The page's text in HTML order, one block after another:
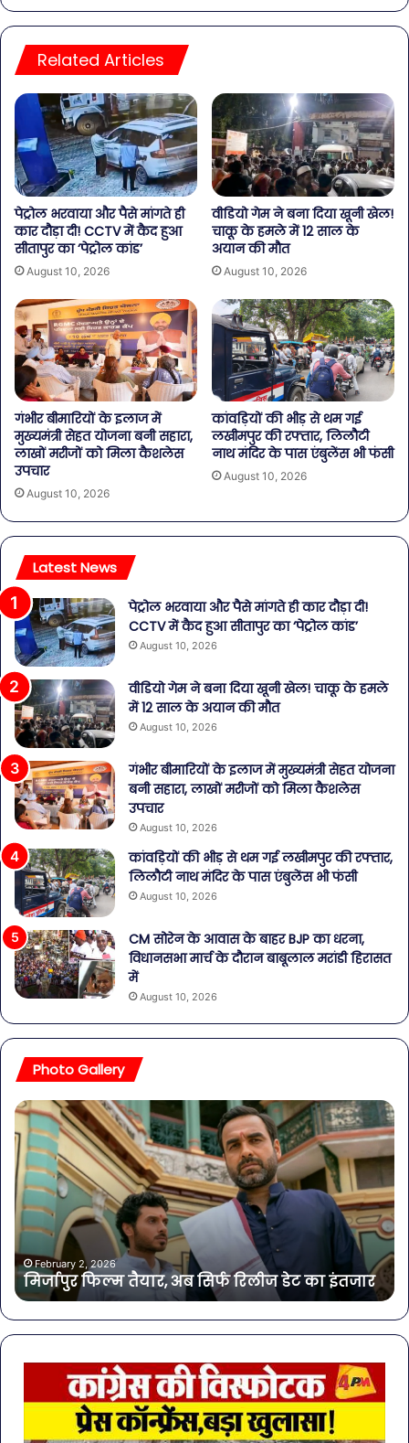
Related Articles
पेट्रोल भरवाया और पैसे मांगते ही
कार दौड़ा दी! CCTV में कैद हुआ
सीतापुर का ‘पेट्रोल कांड’
August 10, 2026
वीडियो गेम ने बना दिया खूनी खेल!
चाकू के हमले में 12 साल के
अयान की मौत
August 10, 2026
गंभीर बीमारियों के इलाज में
मुख्यमंत्री सेहत योजना बनी सहारा,
लाखों मरीजों को मिला कैशलेस
उपचार
August 10, 2026
कांवड़ियों की भीड़ से थम गई
लखीमपुर की रफ्तार, लिलौटी
नाथ मंदिर के पास एंबुलेंस भी फंसी
August 10, 2026
Latest News
पेट्रोल भरवाया और पैसे मांगते ही कार दौड़ा दी!
CCTV में कैद हुआ सीतापुर का ‘पेट्रोल कांड’
August 10, 2026
वीडियो गेम ने बना दिया खूनी खेल! चाकू के हमले
में 12 साल के अयान की मौत
August 10, 2026
गंभीर बीमारियों के इलाज में मुख्यमंत्री सेहत योजना
बनी सहारा, लाखों मरीजों को मिला कैशलेस
उपचार
August 10, 2026
कांवड़ियों की भीड़ से थम गई लखीमपुर की रफ्तार,
लिलौटी नाथ मंदिर के पास एंबुलेंस भी फंसी
August 10, 2026
CM सोरेन के आवास के बाहर BJP का धरना,
विधानसभा मार्च के दौरान बाबूलाल मरांडी हिरासत
में
August 10, 2026
Photo Gallery
मिर्जापुर
फिल्म
तैयार,
अब
सिर्फ
रिलीज
डेट
इंतजारFebruary 2, 2026
मिर्जापुर फिल्म तैयार, अब सिर्फ रिलीज डेट का इंतजार
नशे
के
यूथ
विंग
ने
भरी
यूथ